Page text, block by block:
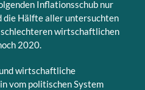
Inflationsschub nur
die Hälfte aller untersuchten
wirtschaftlichen
2020.
wirtschaftliche
vom politischen System